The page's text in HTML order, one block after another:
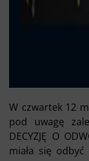
W czwartek 12
pod uwagę
DECYZJĘ O
miała się